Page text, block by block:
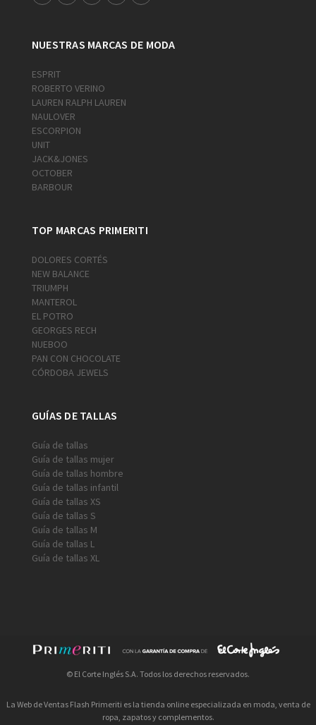
NUESTRAS MARCAS DE MODA
ESPRIT
ROBERTO VERINO
LAUREN RALPH LAUREN
NAULOVER
ESCORPION
UNIT
JACK&JONES
OCTOBER
BARBOUR
TOP MARCAS PRIMERITI
DOLORES CORTÉS
NEW BALANCE
TRIUMPH
MANTEROL
EL POTRO
GEORGES RECH
NUEBOO
PAN CON CHOCOLATE
CÓRDOBA JEWELS
GUÍAS DE TALLAS
Guía de tallas
Guía de tallas mujer
Guía de tallas hombre
Guía de tallas infantil
Guía de tallas XS
Guía de tallas S
Guía de tallas M
Guía de tallas L
Guía de tallas XL
© El Corte Inglés S.A. Todos los derechos reservados.
La Web de Ventas Flash Primeriti es la tienda online especializada en moda, venta de
ropa, zapatos y complementos.